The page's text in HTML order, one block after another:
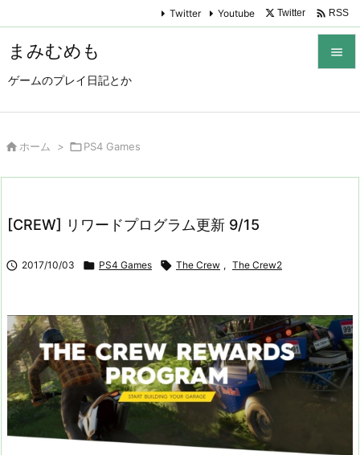
まみむめも
ゲームのプレイ日記とか

Twitter Youtube Twitter  RSS
 ホーム > PS4 Games
[CREW] リワードプログラム更新 9/15
 2017/10/03  PS4 Games  The Crew , The Crew2